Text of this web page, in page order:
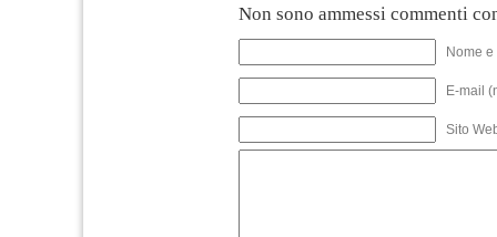
Non sono ammessi commenti
Nome
E-mail
Sito